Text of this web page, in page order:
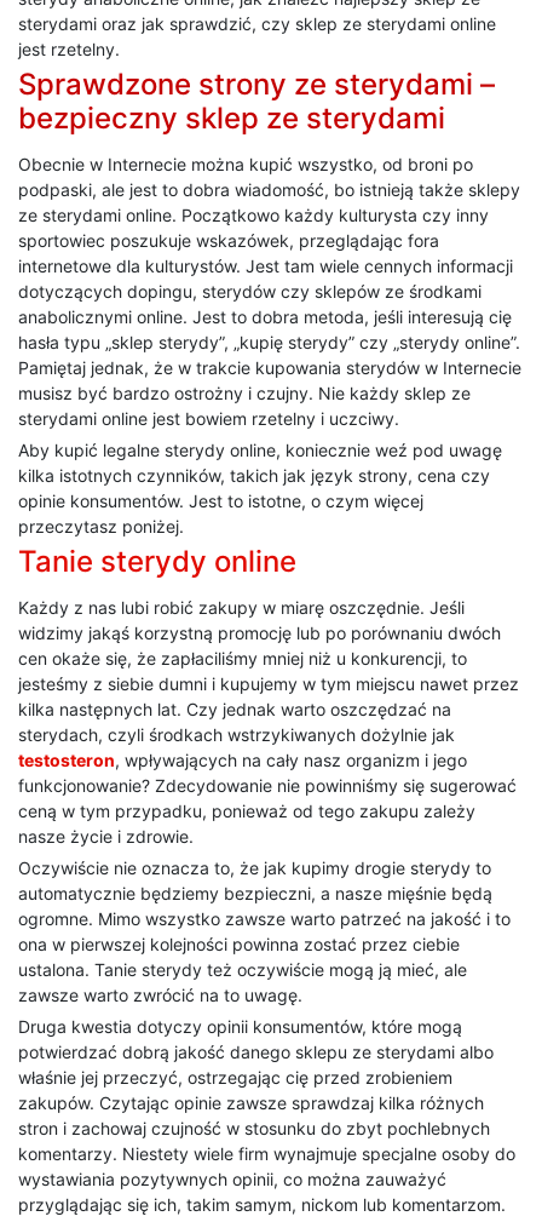
sterydami oraz jak sprawdzić, czy sklep ze sterydami online
jest rzetelny.
Sprawdzone strony ze sterydami –
bezpieczny sklep ze sterydami
Obecnie w Internecie można kupić wszystko, od broni po
podpaski, ale jest to dobra wiadomość, bo istnieją także sklepy
ze sterydami online. Początkowo każdy kulturysta czy inny
sportowiec poszukuje wskazówek, przeglądając fora
internetowe dla kulturystów. Jest tam wiele cennych informacji
dotyczących dopingu, sterydów czy sklepów ze środkami
anabolicznymi online. Jest to dobra metoda, jeśli interesują cię
hasła typu „sklep sterydy”, „kupię sterydy” czy „sterydy online”.
Pamiętaj jednak, że w trakcie kupowania sterydów w Internecie
musisz być bardzo ostrożny i czujny. Nie każdy sklep ze
sterydami online jest bowiem rzetelny i uczciwy.
Aby kupić legalne sterydy online, koniecznie weź pod uwagę
kilka istotnych czynników, takich jak język strony, cena czy
opinie konsumentów. Jest to istotne, o czym więcej
przeczytasz poniżej.
Tanie sterydy online
Każdy z nas lubi robić zakupy w miarę oszczędnie. Jeśli
widzimy jakąś korzystną promocję lub po porównaniu dwóch
cen okaże się, że zapłaciliśmy mniej niż u konkurencji, to
jesteśmy z siebie dumni i kupujemy w tym miejscu nawet przez
kilka następnych lat. Czy jednak warto oszczędzać na
sterydach, czyli środkach wstrzykiwanych dożylnie jak
testosteron, wpływających na cały nasz organizm i jego
funkcjonowanie? Zdecydowanie nie powinniśmy się sugerować
ceną w tym przypadku, ponieważ od tego zakupu zależy
nasze życie i zdrowie.
Oczywiście nie oznacza to, że jak kupimy drogie sterydy to
automatycznie będziemy bezpieczni, a nasze mięśnie będą
ogromne. Mimo wszystko zawsze warto patrzeć na jakość i to
ona w pierwszej kolejności powinna zostać przez ciebie
ustalona. Tanie sterydy też oczywiście mogą ją mieć, ale
zawsze warto zwrócić na to uwagę.
Druga kwestia dotyczy opinii konsumentów, które mogą
potwierdzać dobrą jakość danego sklepu ze sterydami albo
właśnie jej przeczyć, ostrzegając cię przed zrobieniem
zakupów. Czytając opinie zawsze sprawdzaj kilka różnych
stron i zachowaj czujność w stosunku do zbyt pochlebnych
komentarzy. Niestety wiele firm wynajmuje specjalne osoby do
wystawiania pozytywnych opinii, co można zauważyć
przyglądając się ich, takim samym, nickom lub komentarzom.